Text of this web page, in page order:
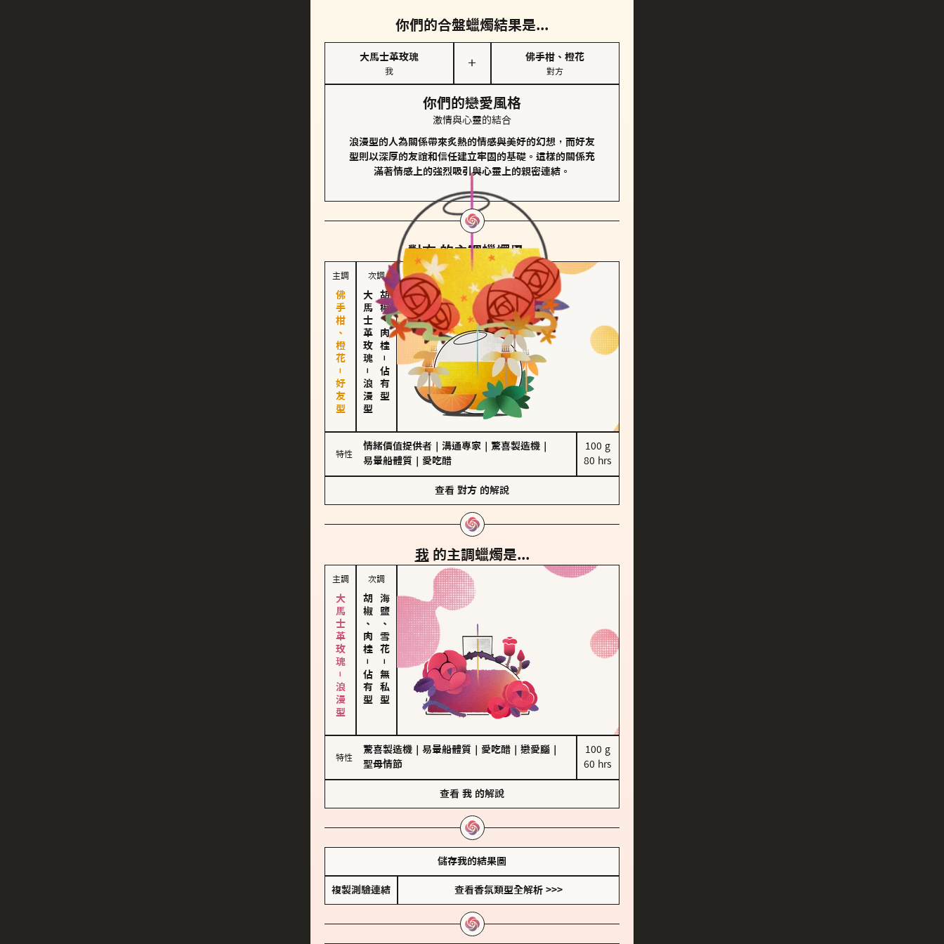
你們的合盤蠟燭結果是...
大馬士革玫瑰
我
＋
佛手柑、橙花
對方
你們的戀愛風格
激情與心靈的結合
浪漫型的人為關係帶來炙熱的情感與美好的幻想，而好友
型則以深厚的友誼和信任建立牢固的基礎。這樣的關係充
滿著情感上的強烈吸引與心靈上的親密連結。
對方的主調蠟燭是...
主調
佛手柑、橙花－好友型
次調
大馬士革玫瑰
－
浪漫型
胡椒、肉桂
－
佔有型
特性
情緒價值提供者 溝通專家 驚喜製造機
易暈船體質
愛吃醋
100 g
80 hrs
查看 對方 的解說
我 的主調蠟燭是...
主調
大馬士革玫瑰－浪漫型
次調
胡椒、肉桂
－
佔有型
海鹽、雪花
－
無私型
特性
驚喜製造機 易暈船體質 愛吃醋 戀愛腦
聖母情節
100 g
60 hrs
查看 我 的解說
儲存我的結果圖
複製測驗連結 查看香氛類型全解析 >>>